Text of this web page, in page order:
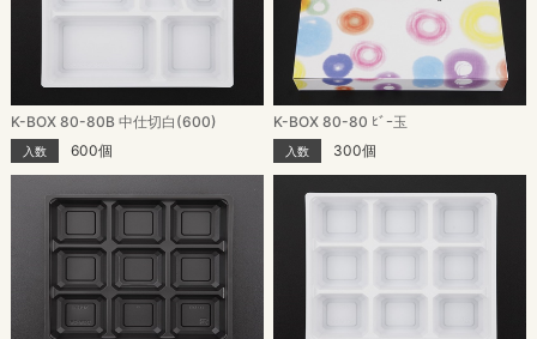
K-BOX 80-80B 中仕切白(600)
入数 600個
K-BOX 80-80 ﾋﾞｰ玉
入数 300個